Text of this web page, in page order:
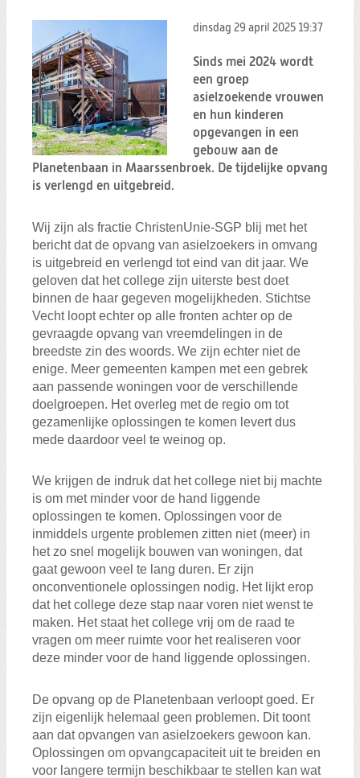
dinsdag 29 april 2025 19:37
Sinds mei 2024 wordt
een groep
asielzoekende vrouwen
en hun kinderen
opgevangen in een
gebouw aan de
Planetenbaan in Maarssenbroek. De tijdelijke opvang
is verlengd en uitgebreid.
Wij zijn als fractie ChristenUnie-SGP blij met het
bericht dat de opvang van asielzoekers in omvang
is uitgebreid en verlengd tot eind van dit jaar. We
geloven dat het college zijn uiterste best doet
binnen de haar gegeven mogelijkheden. Stichtse
Vecht loopt echter op alle fronten achter op de
gevraagde opvang van vreemdelingen in de
breedste zin des woords. We zijn echter niet de
enige. Meer gemeenten kampen met een gebrek
aan passende woningen voor de verschillende
doelgroepen. Het overleg met de regio om tot
gezamenlijke oplossingen te komen levert dus
mede daardoor veel te weinog op.
We krijgen de indruk dat het college niet bij machte
is om met minder voor de hand liggende
oplossingen te komen. Oplossingen voor de
inmiddels urgente problemen zitten niet (meer) in
het zo snel mogelijk bouwen van woningen, dat
gaat gewoon veel te lang duren. Er zijn
onconventionele oplossingen nodig. Het lijkt erop
dat het college deze stap naar voren niet wenst te
maken. Het staat het college vrij om de raad te
vragen om meer ruimte voor het realiseren voor
deze minder voor de hand liggende oplossingen.
De opvang op de Planetenbaan verloopt goed. Er
zijn eigenlijk helemaal geen problemen. Dit toont
aan dat opvangen van asielzoekers gewoon kan.
Oplossingen om opvangcapaciteit uit te breiden en
voor langere termijn beschikbaar te stellen kan wat